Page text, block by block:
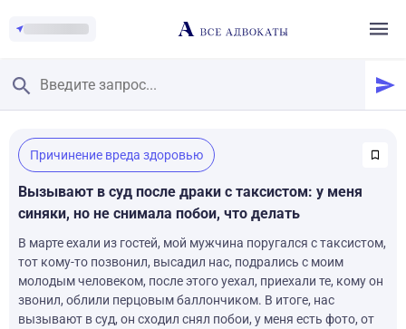
Главная
/
Смотреть заданные вопросы
/
Задать вопрос
Причинение вреда здоровью
Вызывают в суд после драки с таксистом: у меня
синяки, но не снимала побои, что делать
В марте ехали из гостей, мой мужчина поругался с таксистом,
тот кому-то позвонил, высадил нас, подрались с моим
молодым человеком, после этого уехал, приехали те, кому он
звонил, облили перцовым баллончиком. В итоге, нас
вызывают в суд, он сходил снял побои, у меня есть фото, от